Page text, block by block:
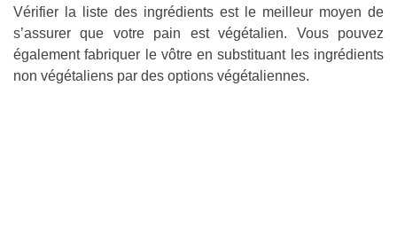
Vérifier la liste des ingrédients est le meilleur moyen de
s’assurer que votre pain est végétalien. Vous pouvez
également fabriquer le vôtre en substituant les ingrédients
non végétaliens par des options végétaliennes.